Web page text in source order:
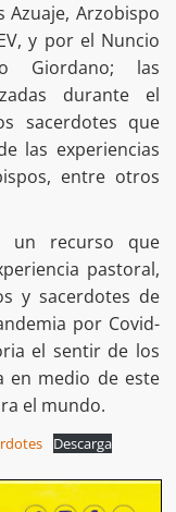
Azuaje, Arzobispo
y por el Nuncio
Giordano; las
durante el
sacerdotes que
las experiencias
entre otros
un recurso que
pastoral,
y sacerdotes de
por Covid-
el sentir de los
en medio de este
el mundo.
Descarga